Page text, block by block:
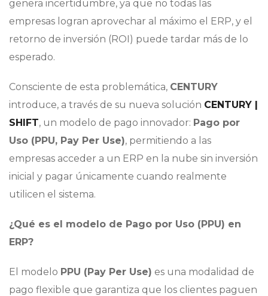
genera incertidumbre, ya que no todas las
empresas logran aprovechar al máximo el ERP, y el
retorno de inversión (ROI) puede tardar más de lo
esperado.
Consciente de esta problemática, CENTURY
introduce, a través de su nueva solución CENTURY |
SHIFT, un modelo de pago innovador: Pago por
Uso (PPU, Pay Per Use), permitiendo a las
empresas acceder a un ERP en la nube sin inversión
inicial y pagar únicamente cuando realmente
utilicen el sistema.
¿Qué es el modelo de Pago por Uso (PPU) en
ERP?
El modelo PPU (Pay Per Use) es una modalidad de
pago flexible que garantiza que los clientes paguen